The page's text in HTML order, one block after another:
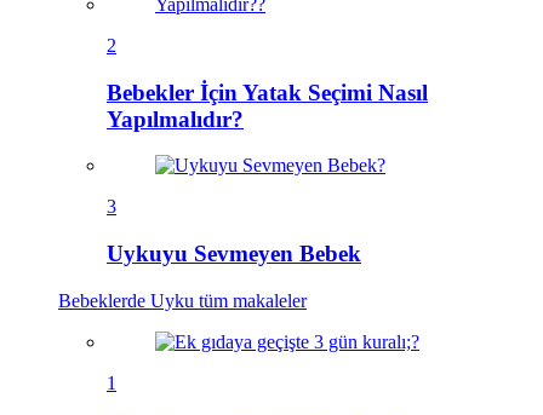
2
Bebekler İçin Yatak Seçimi Nasıl
Yapılmalıdır?
3
Uykuyu Sevmeyen Bebek
Bebeklerde Uyku tüm makaleler
1